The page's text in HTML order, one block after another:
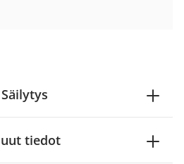
Säilytys
tiedot